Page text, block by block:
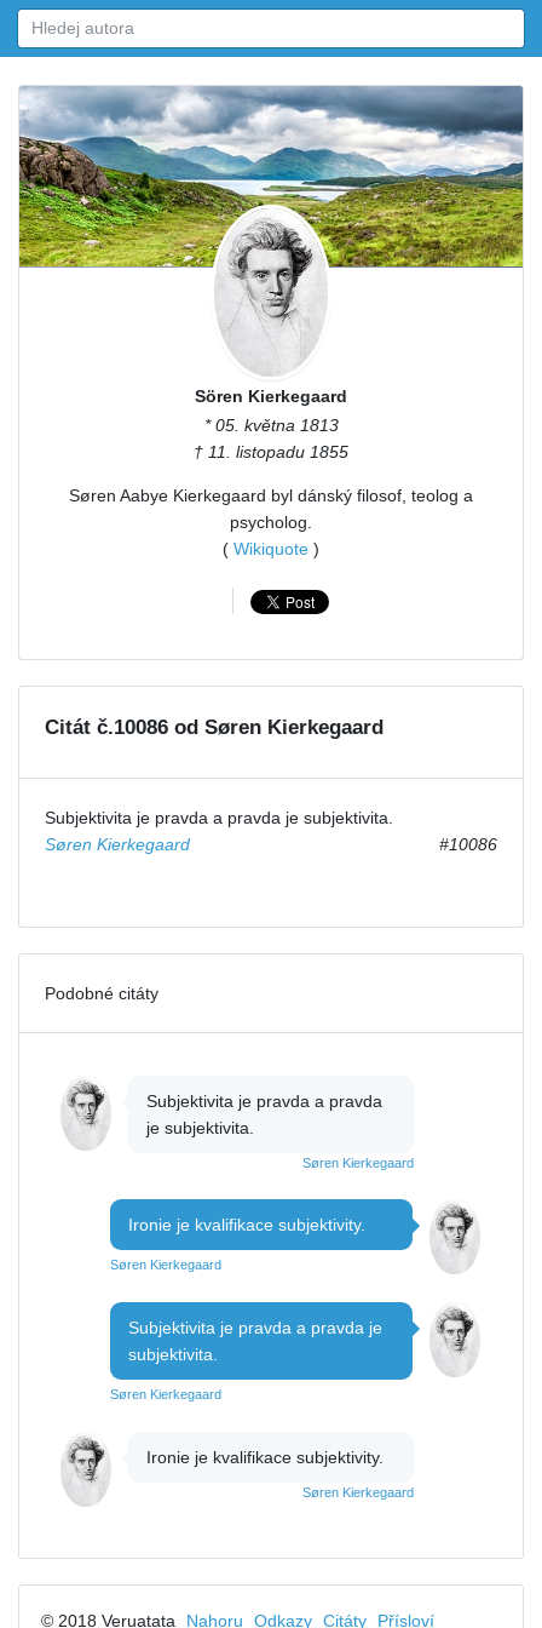
Sören Kierkegaard
* 05. května 1813
† 11. listopadu 1855
Søren Aabye Kierkegaard byl dánský filosof, teolog a
psycholog.
( Wikiquote )
Citát č.10086 od Søren Kierkegaard
Subjektivita je pravda a pravda je subjektivita.
Søren Kierkegaard
#10086
Podobné citáty
Subjektivita je pravda a pravda
je subjektivita.
Søren Kierkegaard
Ironie je kvalifikace subjektivity.
Søren Kierkegaard
Subjektivita je pravda a pravda je
subjektivita.
Søren Kierkegaard
Ironie je kvalifikace subjektivity.
Søren Kierkegaard
© 2018 Veruatata Nahoru Odkazy Citáty Přísloví